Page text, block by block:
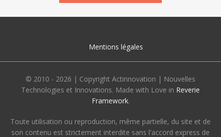
Mentions légales
© 2010 - 2026 | Copyright Actinnovation | Nouvelles
Technologies et Innovations. Made with Love in Reverie
Framework.
Toute utilisation ou reproduction, même partielle, du site et de
son contenu est strictement interdite sans l'accord express de